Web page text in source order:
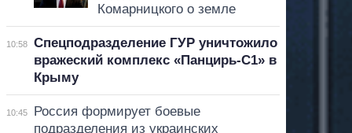
Комарницкого о земле
10:58
Спецподразделение ГУР уничтожило
вражеский комплекс «Панцирь-С1» в
Крыму
10:45
Россия формирует боевые
подразделения из украинских